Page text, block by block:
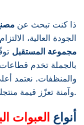
ذا كنت تبحث عن
الجودة العالية،
مجموعة المستقبل
بالجملة تخدم قطاعات
والمنظفات. نعتمد
وآمنة تعزّز قيمة منتجك وثقة عملائك.
أنواع العبوات